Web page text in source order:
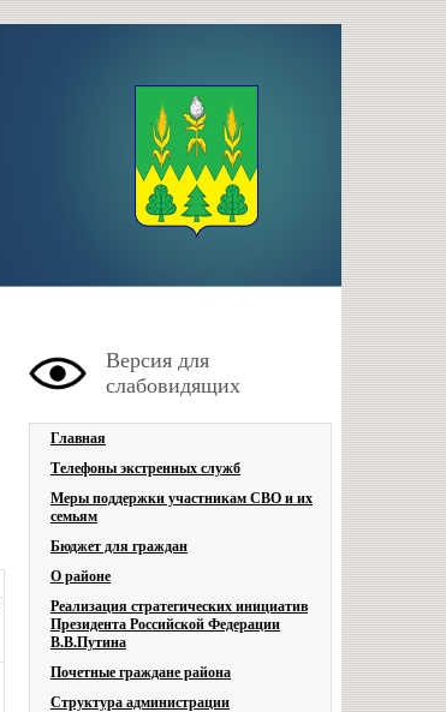
Версия для
слабовидящих
Главная
Телефоны экстренных служб
Меры поддержки участникам СВО и их
семьям
Бюджет для граждан
О районе
Реализация стратегических инициатив
Президента Российской Федерации
В.В.Путина
Почетные граждане района
Структура администрации